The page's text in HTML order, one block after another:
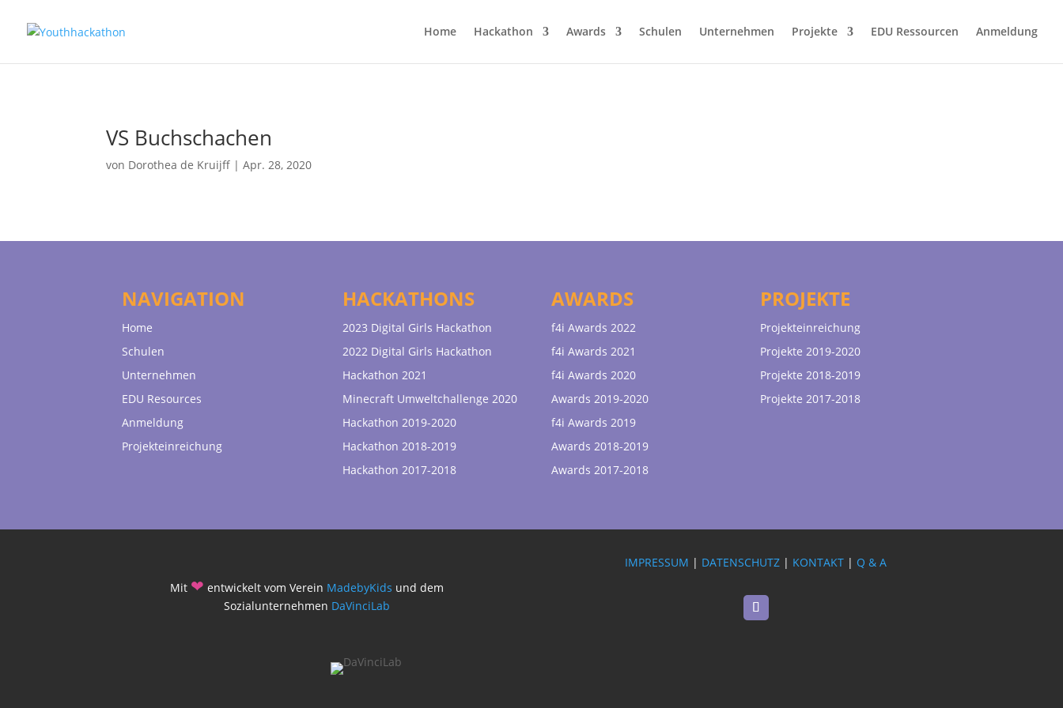
Home Hackathon Awards Schulen Unternehmen Projekte EDU Ressourcen Anmeldung
VS Buchschachen
von Dorothea de Kruijff |Apr. 28, 2020
NAVIGATION
Home
Schulen
Unternehmen
EDU Resources
Anmeldung
Projekteinreichung
HACKATHONS
2023 Digital Girls Hackathon
2022 Digital Girls Hackathon
Hackathon 2021
Minecraft Umweltchallenge 2020
Hackathon 2019-2020
Hackathon 2018-2019
Hackathon 2017-2018
AWARDS
f4i Awards 2022
f4i Awards 2021
f4i Awards 2020
Awards 2019-2020
f4i Awards 2019
Awards 2018-2019
Awards 2017-2018
PROJEKTE
Projekteinreichung
Projekte 2019-2020
Projekte 2018-2019
Projekte 2017-2018
Mit ❤ entwickelt vom Verein MadebyKids und dem
Sozialunternehmen DaVinciLab
IMPRESSUM | DATENSCHUTZ | KONTAKT | Q & A